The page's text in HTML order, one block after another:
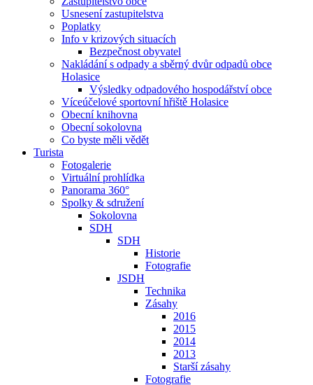
Usnesení zastupitelstva
Poplatky
Info v krizových situacích
Bezpečnost obyvatel
Nakládání s odpady a sběrný dvůr odpadů obce
Holasice
Výsledky odpadového hospodářství obce
Víceúčelové sportovní hřiště Holasice
Obecní knihovna
Obecní sokolovna
Co byste měli vědět
Turista
Fotogalerie
Virtuální prohlídka
Panorama 360°
Spolky & sdružení
Sokolovna
SDH
SDH
Historie
Fotografie
JSDH
Technika
Zásahy
2016
2015
2014
2013
Starší zásahy
Fotografie